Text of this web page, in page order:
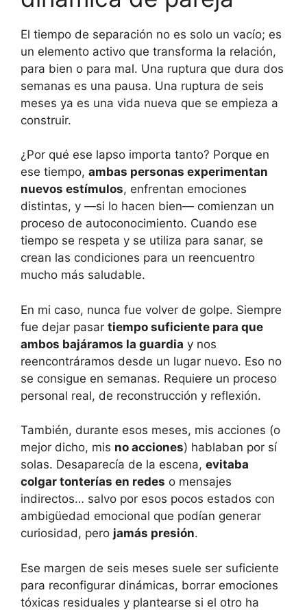
El tiempo de separación no es solo un vacío; es
un elemento activo que transforma la relación,
para bien o para mal. Una ruptura que dura dos
semanas es una pausa. Una ruptura de seis
meses ya es una vida nueva que se empieza a
construir.
¿Por qué ese lapso importa tanto? Porque en
ese tiempo, ambas personas experimentan
nuevos estímulos, enfrentan emociones
distintas, y —si lo hacen bien— comienzan un
proceso de autoconocimiento. Cuando ese
tiempo se respeta y se utiliza para sanar, se
crean las condiciones para un reencuentro
mucho más saludable.
En mi caso, nunca fue volver de golpe. Siempre
fue dejar pasar tiempo suficiente para que
ambos bajáramos la guardia y nos
reencontráramos desde un lugar nuevo. Eso no
se consigue en semanas. Requiere un proceso
personal real, de reconstrucción y reflexión.
También, durante esos meses, mis acciones (o
mejor dicho, mis no acciones) hablaban por sí
solas. Desaparecía de la escena, evitaba
colgar tonterías en redes o mensajes
indirectos… salvo por esos pocos estados con
ambigüedad emocional que podían generar
curiosidad, pero jamás presión.
Ese margen de seis meses suele ser suficiente
para reconfigurar dinámicas, borrar emociones
tóxicas residuales y plantearse si el otro ha